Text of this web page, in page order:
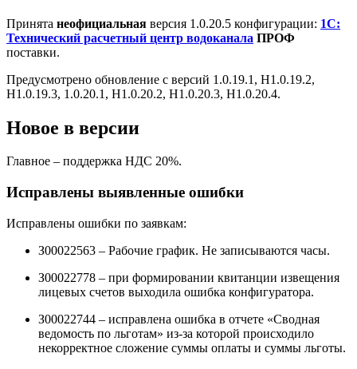
Принята неофициальная версия 1.0.20.5 конфигурации: 1С:
Технический расчетный центр водоканала ПРОФ
поставки.
Предусмотрено обновление с версий 1.0.19.1, H1.0.19.2,
H1.0.19.3, 1.0.20.1, H1.0.20.2, H1.0.20.3, H1.0.20.4.
Новое в версии
Главное – поддержка НДС 20%.
Исправлены выявленные ошибки
Исправлены ошибки по заявкам:
З00022563 – Рабочие график. Не записываются часы.
З00022778 – при формировании квитанции извещения
лицевых счетов выходила ошибка конфигуратора.
З00022744 – исправлена ошибка в отчете «Сводная
ведомость по льготам» из-за которой происходило
некорректное сложение суммы оплаты и суммы льготы.